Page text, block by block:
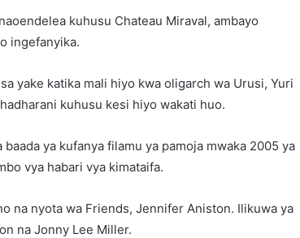
kuhusu Chateau Miraval, ambayo
ingefanyika.
yake katika mali hiyo kwa oligarch wa Urusi, Yuri
kuhusu kesi hiyo wakati huo.
ya kufanya filamu ya pamoja mwaka 2005 ya
vya habari vya kimataifa.
na nyota wa Friends, Jennifer Aniston. Ilikuwa ya
na Jonny Lee Miller.